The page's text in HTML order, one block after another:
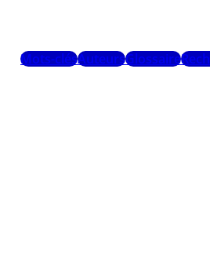
Mots-clésAuteursGlossaire